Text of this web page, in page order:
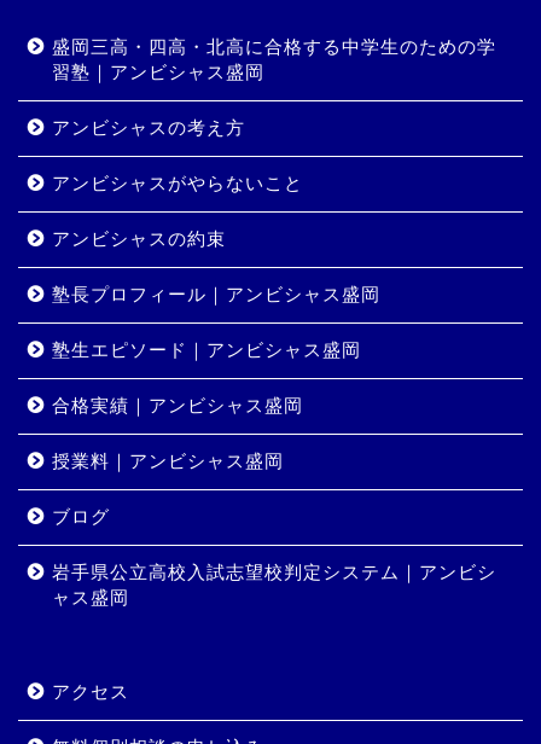
盛岡三高・四高・北高に合格する中学生のための学
習塾｜アンビシャス盛岡
アンビシャスの考え方
アンビシャスがやらないこと
アンビシャスの約束
塾長プロフィール｜アンビシャス盛岡
塾生エピソード｜アンビシャス盛岡
合格実績｜アンビシャス盛岡
授業料｜アンビシャス盛岡
ブログ
岩手県公立高校入試志望校判定システム｜アンビシ
ャス盛岡
アクセス
コース・料金
岩手県公立高校入試志望校